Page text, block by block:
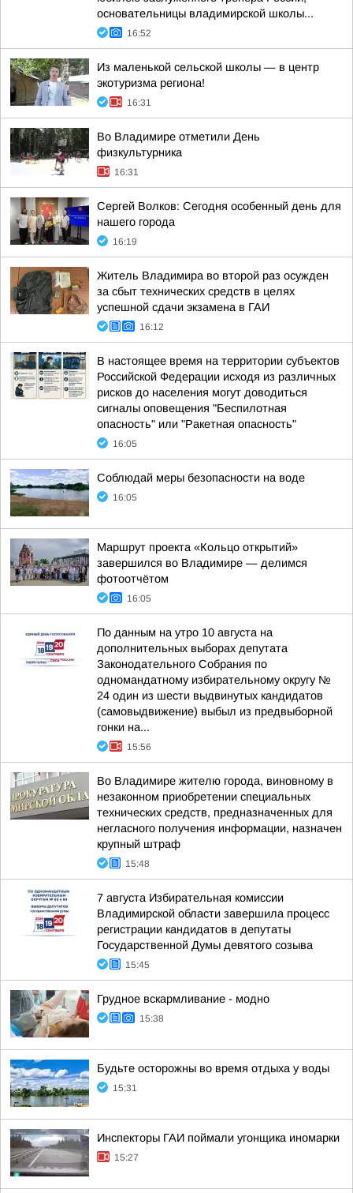
основательницы владимирской школы...
16:52
Из маленькой сельской школы — в центр
экотуризма региона!
16:31
Во Владимире отметили День
физкультурника
16:31
Сергей Волков: Сегодня особенный день для
нашего города
16:19
Житель Владимира во второй раз осужден
за сбыт технических средств в целях
успешной сдачи экзамена в ГАИ
16:12
В настоящее время на территории субъектов
Российской Федерации исходя из различных
рисков до населения могут доводиться
сигналы оповещения "Беспилотная
опасность" или "Ракетная опасность"
16:05
Соблюдай меры безопасности на воде
16:05
Маршрут проекта «Кольцо открытий»
завершился во Владимире — делимся
фотоотчётом
16:05
По данным на утро 10 августа на
дополнительных выборах депутата
Законодательного Собрания по
одномандатному избирательному округу №
24 один из шести выдвинутых кандидатов
(самовыдвижение) выбыл из предвыборной
гонки на...
15:56
Во Владимире жителю города, виновному в
незаконном приобретении специальных
технических средств, предназначенных для
негласного получения информации, назначен
крупный штраф
15:48
7 августа Избирательная комиссии
Владимирской области завершила процесс
регистрации кандидатов в депутаты
Государственной Думы девятого созыва
15:45
Грудное вскармливание - модно
15:38
Будьте осторожны во время отдыха у воды
15:31
Инспекторы ГАИ поймали угонщика иномарки
15:27